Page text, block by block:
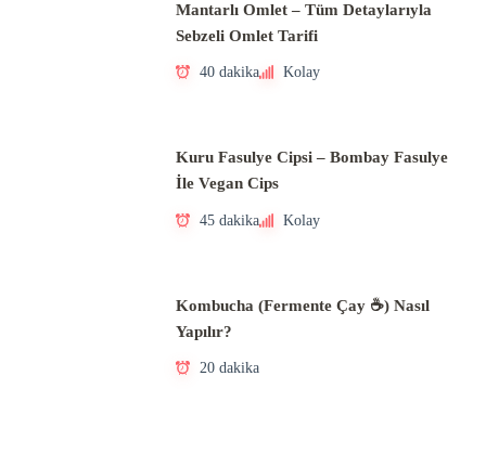
Mantarlı Omlet – Tüm Detaylarıyla
Sebzeli Omlet Tarifi
40 dakika Kolay
Kuru Fasulye Cipsi – Bombay Fasulye
İle Vegan Cips
45 dakika Kolay
Kombucha (Fermente Çay ☕) Nasıl
Yapılır?
20 dakika